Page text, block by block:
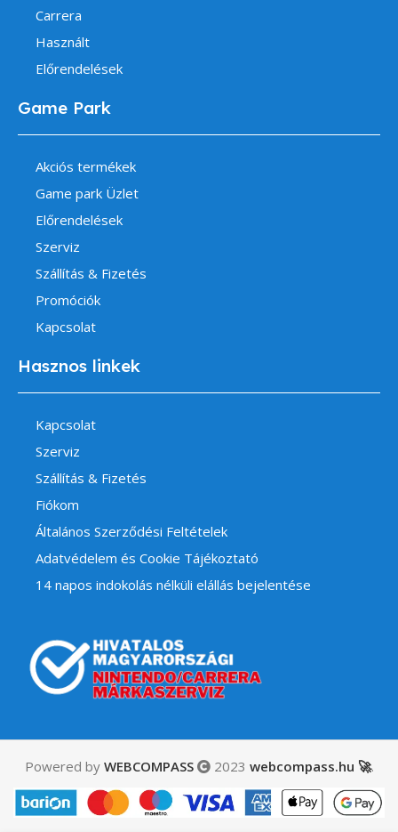
Carrera
Használt
Előrendelések
Game Park
Akciós termékek
Game park Üzlet
Előrendelések
Szerviz
Szállítás & Fizetés
Promóciók
Kapcsolat
Hasznos linkek
Kapcsolat
Szerviz
Szállítás & Fizetés
Fiókom
Általános Szerződési Feltételek
Adatvédelem és Cookie Tájékoztató
14 napos indokolás nélküli elállás bejelentése
Powered by WEBCOMPASS 2023 webcompass.hu 🚀.